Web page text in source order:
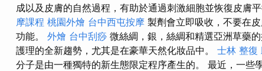
成以及皮膚的自然過程，有助於通過刺激細胞並恢復皮膚
摩課程 桃園外燴 台中西屯按摩 製劑會立即吸收，不要在
功能。 外燴 台中刮痧 微絲綢，銀，絲綢和精選亞洲草藥的
護理的全新趨勢，尤其是在豪華天然化妝品中。 士林 整復
分子是由一種獨特的新生態限定程序產生的。 最近，一些